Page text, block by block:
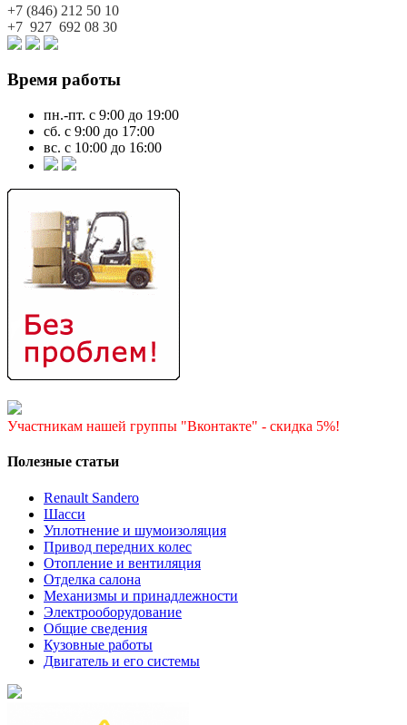
+7 (846) 212 50 10
+7 927 692 08 30
Время работы
пн.-пт. с 9:00 до 19:00
сб. с 9:00 до 17:00
вс. с 10:00 до 16:00
Участникам нашей группы "Вконтакте" - скидка 5%!
Полезные статьи
Renault Sandero
Шасси
Уплотнение и шумоизоляция
Привод передних колес
Отопление и вентиляция
Отделка салона
Механизмы и принадлежности
Электрооборудование
Общие сведения
Кузовные работы
Двигатель и его системы